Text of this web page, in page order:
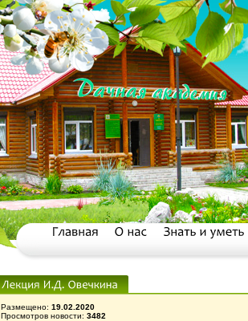
Размещено: 19.02.2020
Просмотров новости: 3482